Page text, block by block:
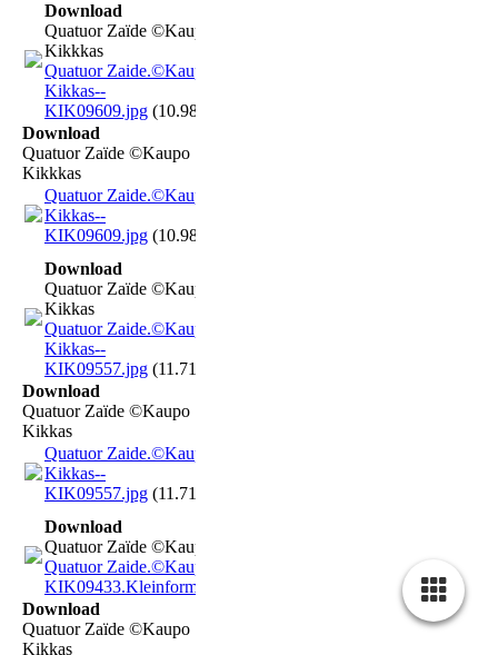
Download
Quatuor Zaïde ©Kaupo
Kikkkas
Quatuor Zaide.©Kaupo
Kikkas--
KIK09609.jpg (10.98MB)
Download
Quatuor Zaïde ©Kaupo
Kikkkas
Quatuor Zaide.©Kaupo
Kikkas--
KIK09609.jpg (10.98MB)
Download
Quatuor Zaïde ©Kaupo
Kikkas
Quatuor Zaide.©Kaupo
Kikkas--
KIK09557.jpg (11.71MB)
Download
Quatuor Zaïde ©Kaupo
Kikkas
Quatuor Zaide.©Kaupo
Kikkas--
KIK09557.jpg (11.71MB)
Download
Quatuor Zaïde ©Kaupo Kikkas
Quatuor Zaide.©Kaupo Kikkas--
KIK09433.Kleinformat.jpg
Download
Quatuor Zaïde ©Kaupo
Kikkas